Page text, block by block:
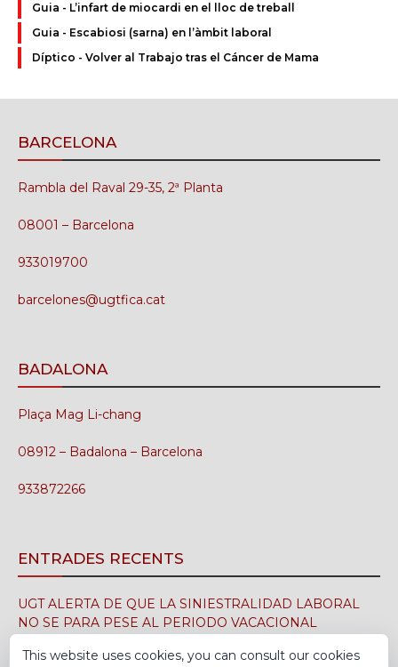
Guia - L’infart de miocardi en el lloc de treball
Guia - Escabiosi (sarna) en l’àmbit laboral
Díptico - Volver al Trabajo tras el Cáncer de Mama
BARCELONA
Rambla del Raval 29-35, 2ª Planta
08001 – Barcelona
933019700
barcelones@ugtfica.cat
BADALONA
Plaça Mag Li-chang
08912 – Badalona – Barcelona
933872266
ENTRADES RECENTS
UGT ALERTA DE QUE LA SINIESTRALIDAD LABORAL
NO SE PARA PESE AL PERIODO VACACIONAL
This website uses cookies, you can consult our cookies